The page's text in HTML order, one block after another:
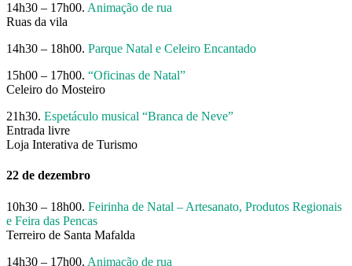
14h30 – 17h00. Animação de rua
Ruas da vila
14h30 – 18h00. Parque Natal e Celeiro Encantado
15h00 – 17h00. “Oficinas de Natal”
Celeiro do Mosteiro
21h30. Espetáculo musical “Branca de Neve”
Entrada livre
Loja Interativa de Turismo
22 de dezembro
10h30 – 18h00. Feirinha de Natal – Artesanato, Produtos Regionais
e Feira das Pencas
Terreiro de Santa Mafalda
14h30 – 17h00. Animação de rua